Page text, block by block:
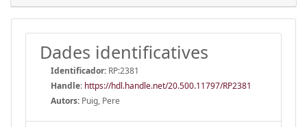
Dades identificatives
Identificador: RP:2381
Handle: https://hdl.handle.net/20.500.11797/RP2381
Autors: Puig, Pere